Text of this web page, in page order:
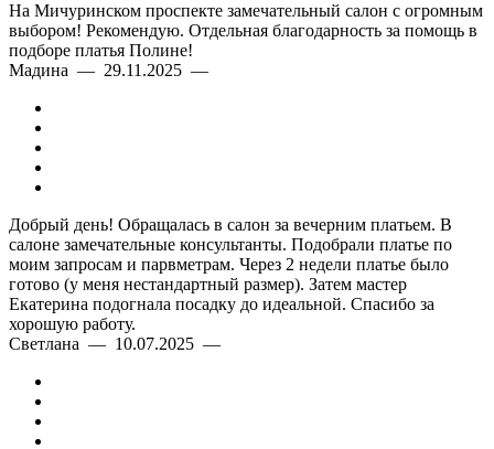
На Мичуринском проспекте замечательный салон с огромным
выбором! Рекомендую. Отдельная благодарность за помощь в
подборе платья Полине!
Мадина — 29.11.2025 —
Добрый день! Обращалась в салон за вечерним платьем. В
салоне замечательные консультанты. Подобрали платье по
моим запросам и парвметрам. Через 2 недели платье было
готово (у меня нестандартный размер). Затем мастер
Екатерина подогнала посадку до идеальной. Спасибо за
хорошую работу.
Светлана — 10.07.2025 —